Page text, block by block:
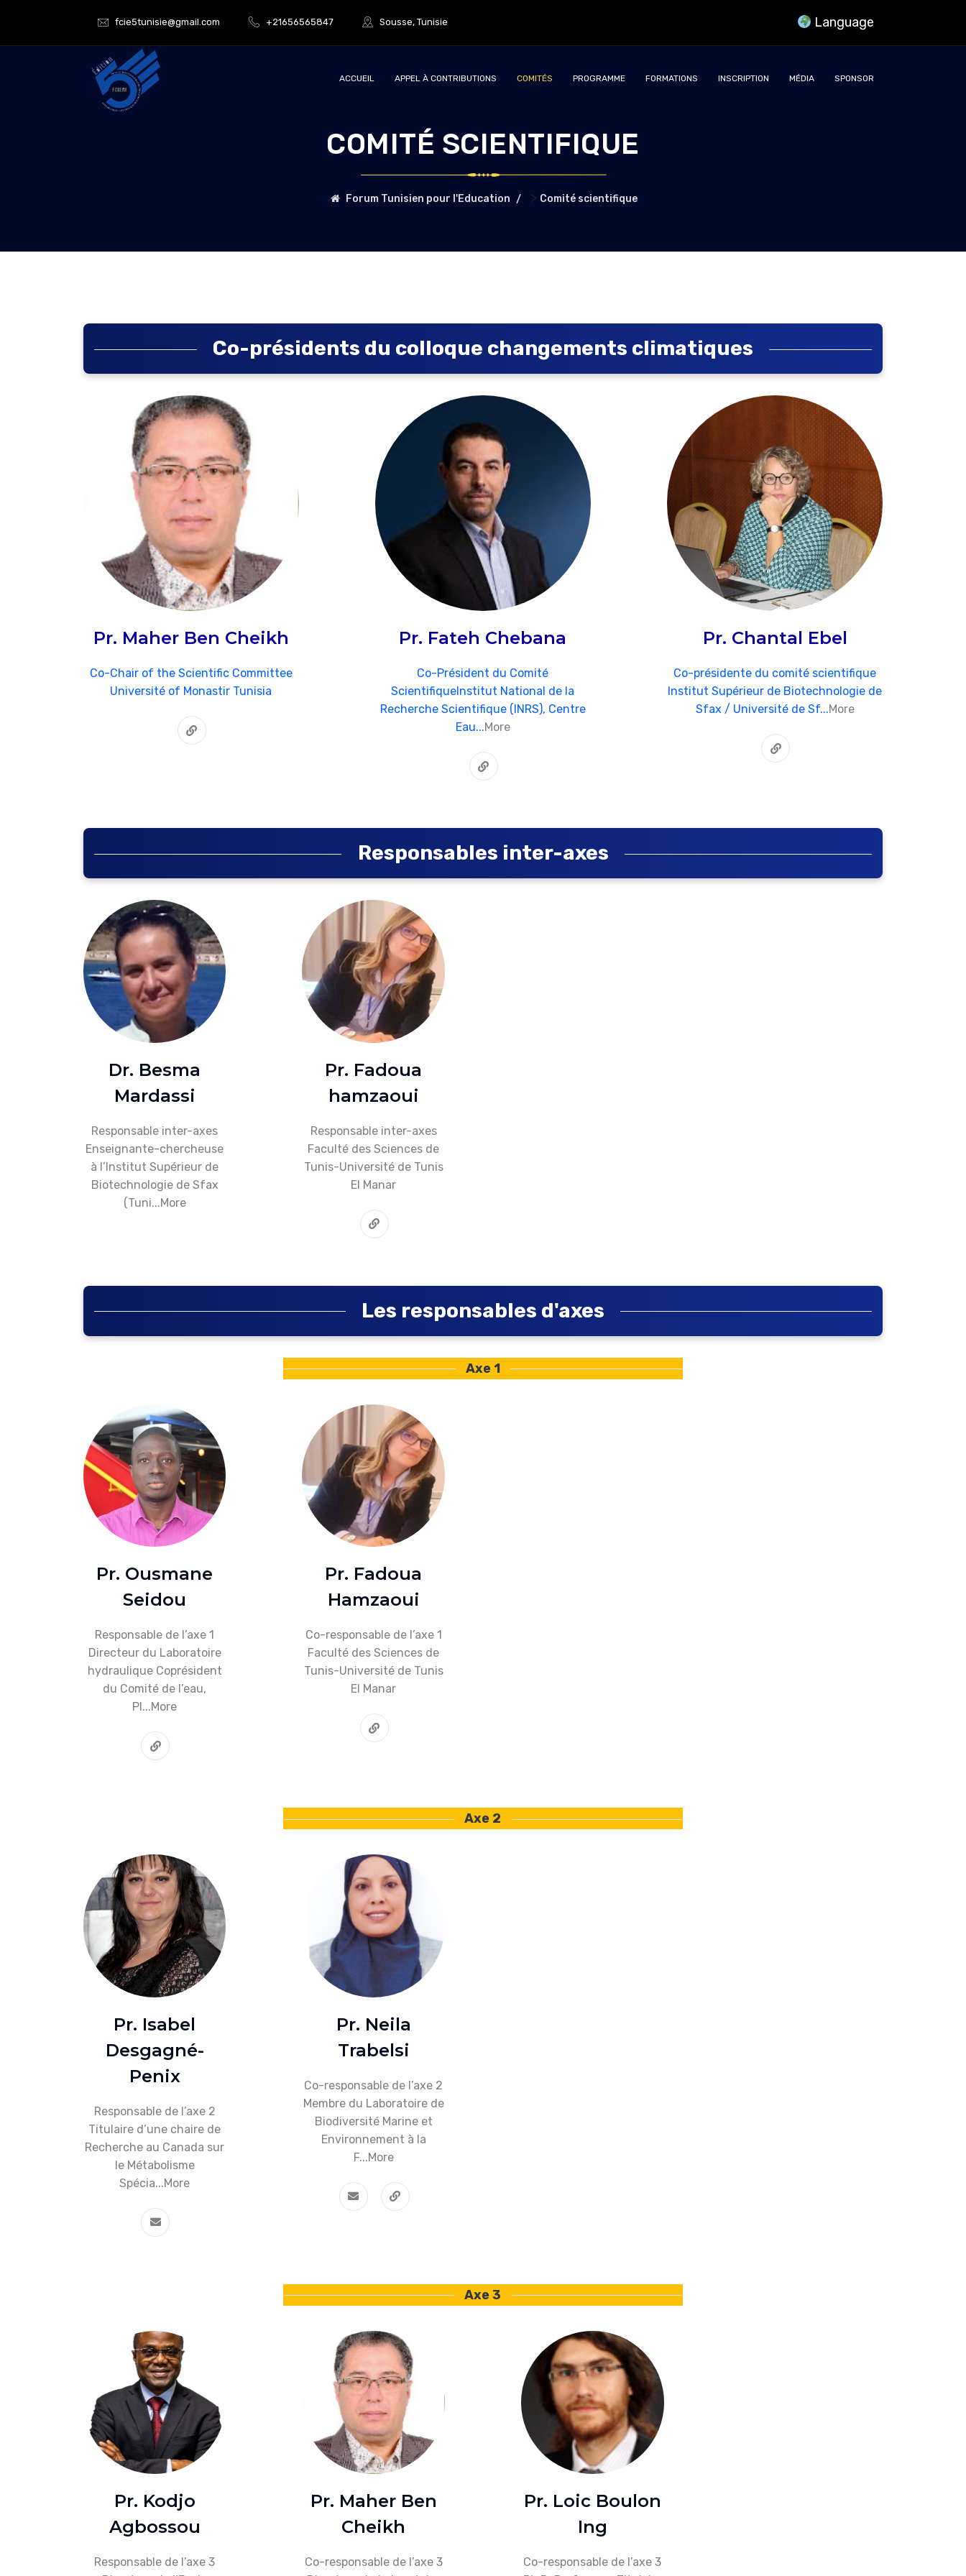
fcie5tunisie@gmail.com +21656565847 Sousse, Tunisie Language
ACCUEIL APPEL À CONTRIBUTIONS COMITÉS PROGRAMME FORMATIONS INSCRIPTION MÉDIA SPONSOR
COMITÉ SCIENTIFIQUE
Forum Tunisien pour l'Education > Comité scientifique
Co-présidents du colloque changements climatiques
Pr. Maher Ben Cheikh
Co-Chair of the Scientific Committee
Université of Monastir Tunisia
Pr. Fateh Chebana
Co-Président du Comité
ScientifiqueInstitut National de la
Recherche Scientifique (INRS), Centre
Eau...More
Pr. Chantal Ebel
Co-présidente du comité scientifique
Institut Supérieur de Biotechnologie de
Sfax / Université de Sf...More
Responsables inter-axes
Dr. Besma
Mardassi
Responsable inter-axes
Enseignante-chercheuse
à l’Institut Supérieur de
Biotechnologie de Sfax
(Tuni...More
Pr. Fadoua
hamzaoui
Responsable inter-axes
Faculté des Sciences de
Tunis-Université de Tunis
El Manar
Les responsables d'axes
Axe 1
Pr. Ousmane
Seidou
Responsable de l’axe 1
Directeur du Laboratoire
hydraulique Coprésident
du Comité de l’eau,
Pl...More
Pr. Fadoua
Hamzaoui
Co-responsable de l’axe 1
Faculté des Sciences de
Tunis-Université de Tunis
El Manar
Axe 2
Pr. Isabel
Desgagné-
Penix
Responsable de l’axe 2
Titulaire d’une chaire de
Recherche au Canada sur
le Métabolisme
Spécia...More
Pr. Neila
Trabelsi
Co-responsable de l’axe 2
Membre du Laboratoire de
Biodiversité Marine et
Environnement à la
F...More
Axe 3
Pr. Kodjo
Agbossou
Responsable de l’axe 3
Pr. Maher Ben
Cheikh
Co-responsable de l’axe 3
Pr. Loic Boulon
Ing
Co-responsable de l’axe 3